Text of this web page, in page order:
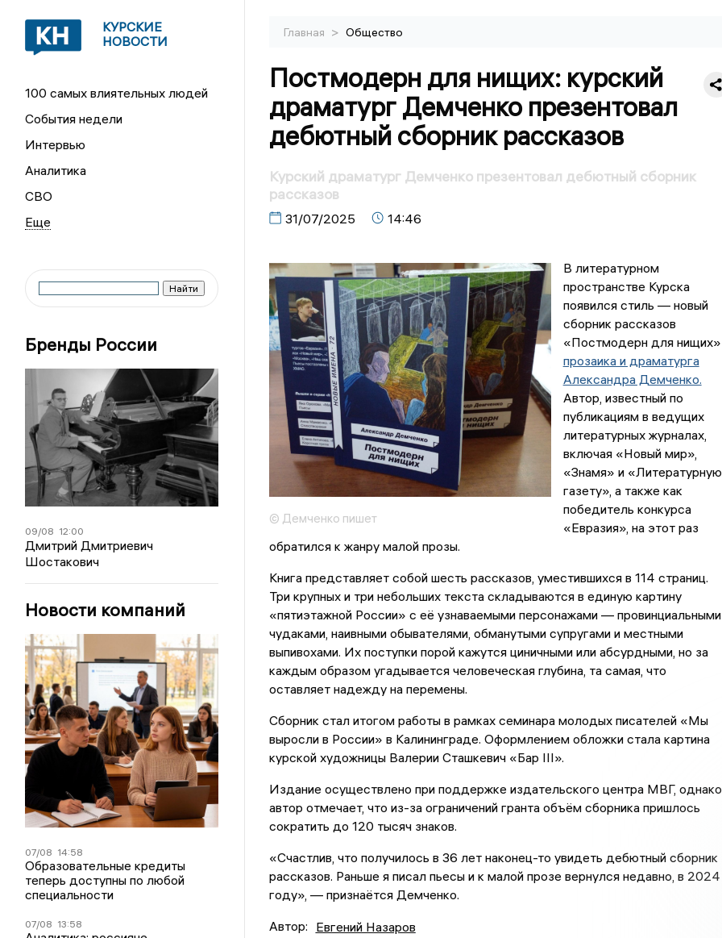
КУРСКИЕ
НОВОСТИ
100 самых влиятельных людей
События недели
Интервью
Аналитика
СВО
Бренды России
09/08 12:00
Дмитрий Дмитриевич
Шостакович
Новости компаний
07/08 14:58
Образовательные кредиты
теперь доступны по любой
специальности
07/08 13:58
Главная > Общество
Постмодерн для нищих: курский
драматург Демченко презентовал
дебютный сборник рассказов
Курский драматург Демченко презентовал дебютный сборник
рассказов
31/07/2025 14:46
© Демченко пишет
В литературном
пространстве Курска
появился стиль — новый
сборник рассказов
«Постмодерн для нищих»
прозаика и драматурга
Александра Демченко.
Автор, известный по
публикациям в ведущих
литературных журналах,
включая «Новый мир»,
«Знамя» и «Литературную
газету», а также как
победитель конкурса
«Евразия», на этот раз
обратился к жанру малой прозы.
Книга представляет собой шесть рассказов, уместившихся в 114 страниц.
Три крупных и три небольших текста складываются в единую картину
«пятиэтажной России» с её узнаваемыми персонажами — провинциальными
чудаками, наивными обывателями, обманутыми супругами и местными
выпивохами. Их поступки порой кажутся циничными или абсурдными, но за
каждым образом угадывается человеческая глубина, та самая, что
оставляет надежду на перемены.
Сборник стал итогом работы в рамках семинара молодых писателей «Мы
выросли в России» в Калининграде. Оформлением обложки стала картина
курской художницы Валерии Сташкевич «Бар III».
Издание осуществлено при поддержке издательского центра МВГ, однако
автор отмечает, что из-за ограничений гранта объём сборника пришлось
сократить до 120 тысяч знаков.
«Счастлив, что получилось в 36 лет наконец-то увидеть дебютный сборник
рассказов. Раньше я писал пьесы и к малой прозе вернулся недавно, в 2024
году», — признаётся Демченко.
Автор: Евгений Назаров